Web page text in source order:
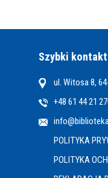
Szybki
ul. Witosa 8,
+48 61 44 21
POLITYKA
POLITYKA